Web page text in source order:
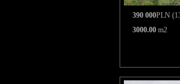
390 000PLN
3000.00 m2